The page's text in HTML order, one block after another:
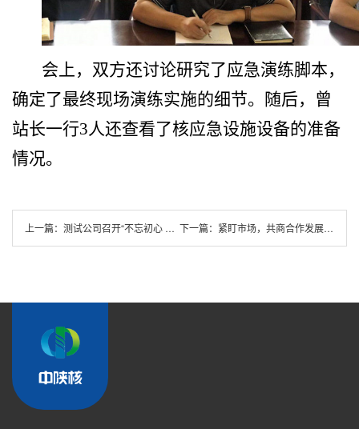
会上，双方还讨论研究了应急演练脚本，
确定了最终现场演练实施的细节。随后，曾
站长一行3人还查看了核应急设施设备的准备
情况。
上一篇：测试公司召开“不忘初心 牢记使命”主题教育调研成果交流会 下一篇：紧盯市场，共商合作发展大计